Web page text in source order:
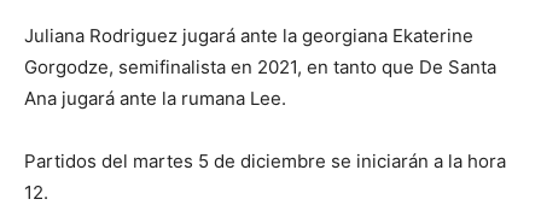
Juliana Rodriguez jugará ante la georgiana Ekaterine
Gorgodze, semifinalista en 2021, en tanto que De Santa
Ana jugará ante la rumana Lee.
Partidos del martes 5 de diciembre se iniciarán a la hora
12.